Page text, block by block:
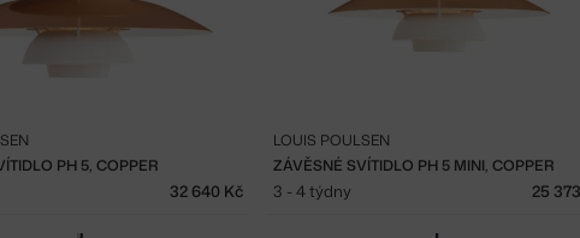
PH 5, COPPER
32 640 Kč
ZÁVĚSNÉ SVÍTIDLO PH 5 MINI, COPPER
LOUIS POULSEN
3 - 4 týdny 25